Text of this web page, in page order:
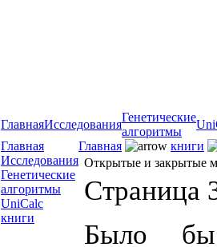
ГлавнаяИсследования
Генетические
алгоритмы
Главная
Исследования
Генетические
алгоритмы
UniCalc
книги
Главная книги
Открытые и закрытые
Страница
Было бы